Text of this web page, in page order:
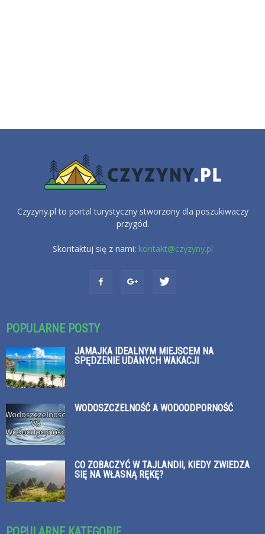
Czyzyny.pl to portal turystyczny stworzony dla poszukiwaczy
przygód.
Skontaktuj się z nami: kontakt@czyzyny.pl
POPULARNE POSTY
JAMAJKA IDEALNYM MIEJSCEM NA
SPĘDZENIE UDANYCH WAKACJI
WODOSZCZELNOŚĆ A WODOODPORNOŚĆ
CO ZOBACZYĆ W TAJLANDII, KIEDY ZWIEDZA
SIĘ NA WŁASNĄ RĘKĘ?